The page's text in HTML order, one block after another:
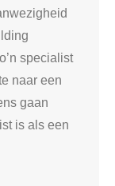
specialist
naar een
gaan
is als een